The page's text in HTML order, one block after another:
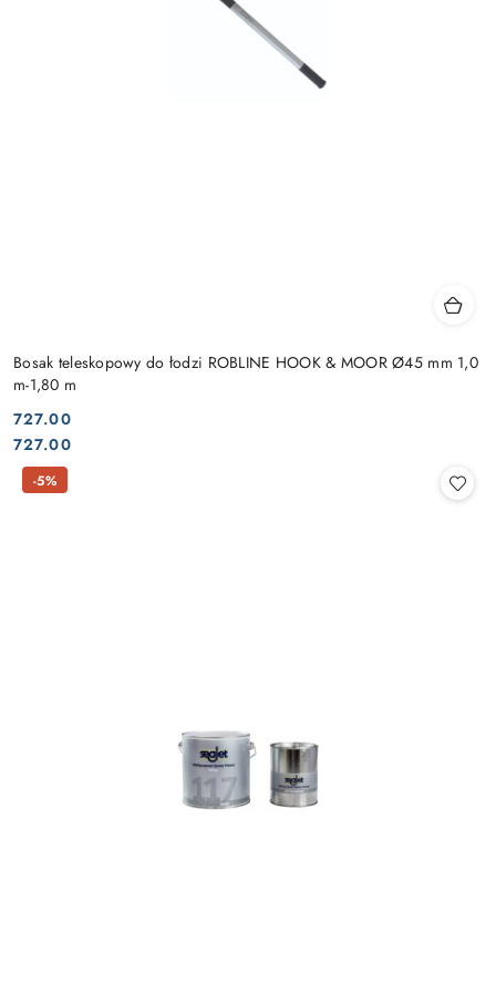
Bosak teleskopowy do łodzi ROBLINE HOOK & MOOR Ø45 mm 1,0
m-1,80 m
Cena:
727.00
Cena:
727.00
-5%